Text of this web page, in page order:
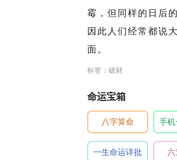
霉，但同样的日后
因此人们经常都说
面。
标签：破财
命运宝箱
八字算命 手机
一生命运详批 六